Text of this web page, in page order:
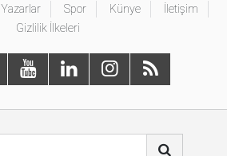
Yazarlar Spor Künye
İletişim
Gizlilik İlkeleri